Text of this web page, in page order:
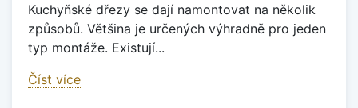
Kuchyňské dřezy se dají namontovat na několik
způsobů. Většina je určených výhradně pro jeden
typ montáže. Existují...
Číst více